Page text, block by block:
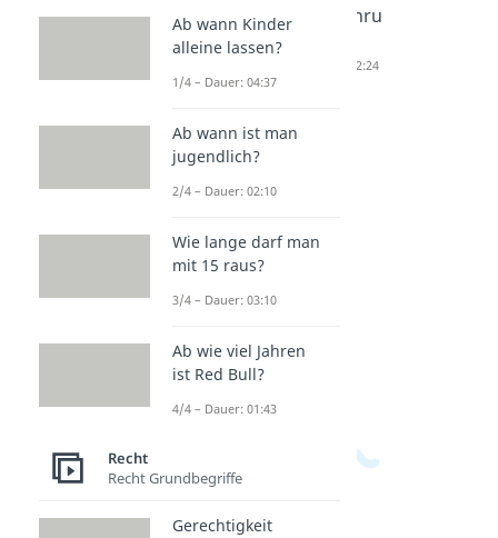
orien
Dauer: 04:54
higkeit
Dauer: 03:05
Bewähru
Dauer: 02:24
Ab wann Kinder
alleine lassen?
1/4 – Dauer: 04:37
Ab wann ist man
jugendlich?
2/4 – Dauer: 02:10
Wie lange darf man
mit 15 raus?
3/4 – Dauer: 03:10
Ab wie viel Jahren
ist Red Bull?
4/4 – Dauer: 01:43
Recht
Recht Grundbegriffe
Gerechtigkeit